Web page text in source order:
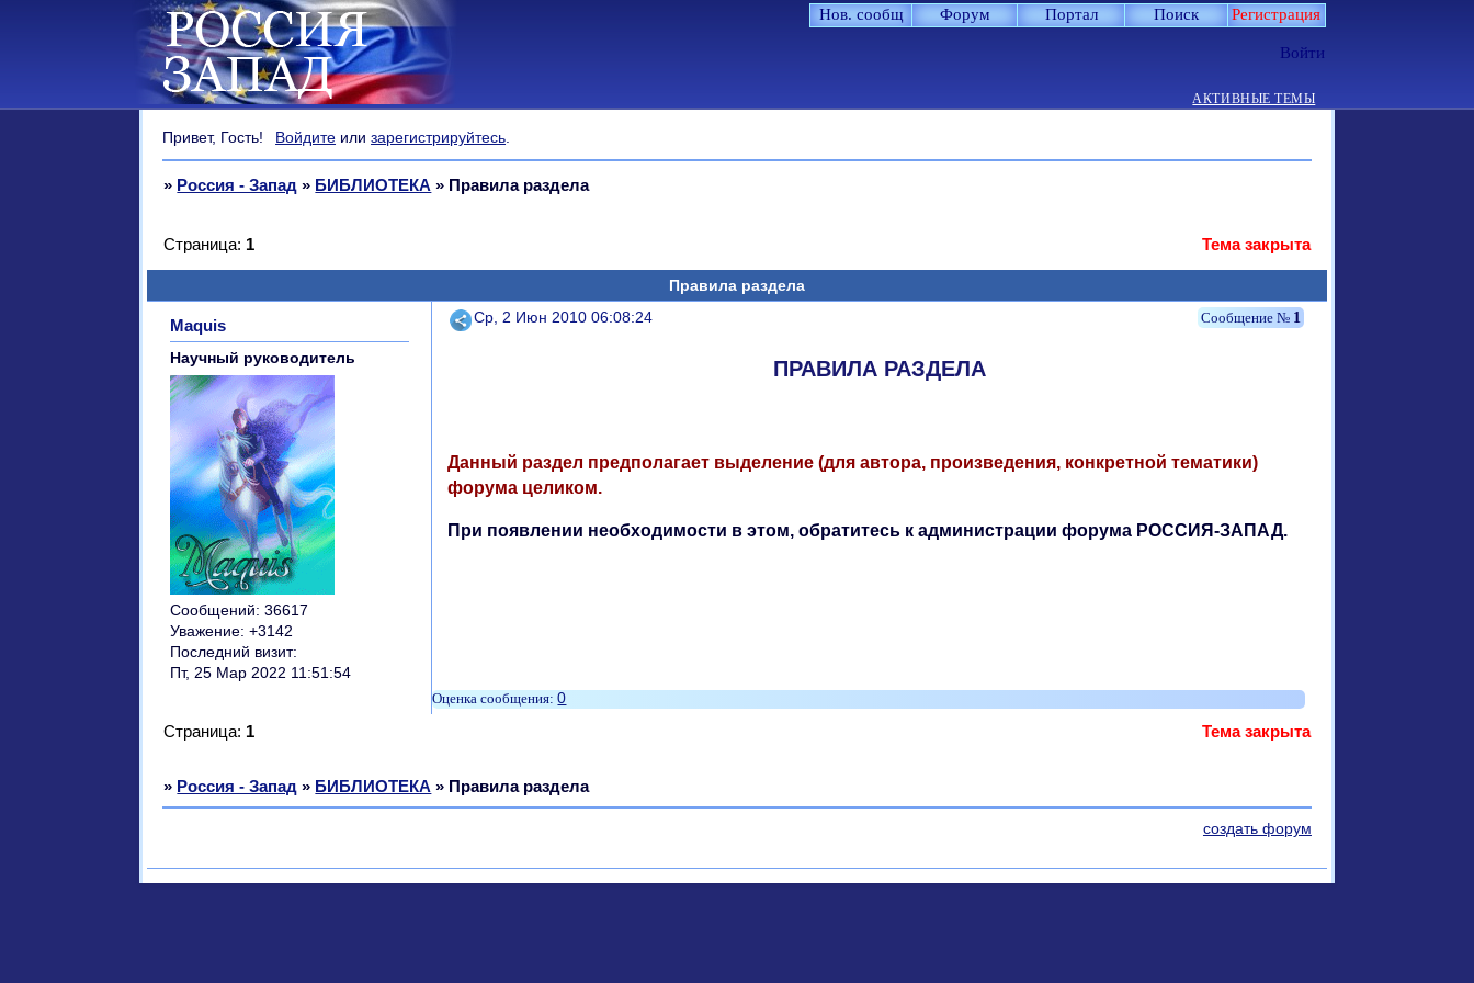
Нов. сообщ Форум Портал Поиск Регистрация
Войти
АКТИВНЫЕ ТЕМЫ
Привет, Гость! Войдите илизарегистрируйтесь.
» Россия - Запад » БИБЛИОТЕКА » Правила раздела
Правила раздела
Страница: 1 Тема закрыта
Поделиться 1
Ср, 2 Июн 2010 06:08:24
Maquis
Научный руководитель
Сообщений: 36617
Уважение: +3142
Последний визит:
Пт, 25 Мар 2022 11:51:54
ПРАВИЛА РАЗДЕЛА
Данный раздел предполагает выделение (для автора, произведения, конкретной тематики)
форума целиком.
При появлении необходимости в этом, обратитесь к администрации форума РОССИЯ-ЗАПАД.
0
Тема закрыта
Страница: 1
» Россия - Запад » БИБЛИОТЕКА » Правила раздела
создать форум